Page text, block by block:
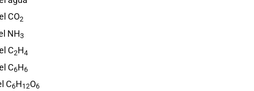
CO2
NH3
C2H4
C6H6
C6H12O6